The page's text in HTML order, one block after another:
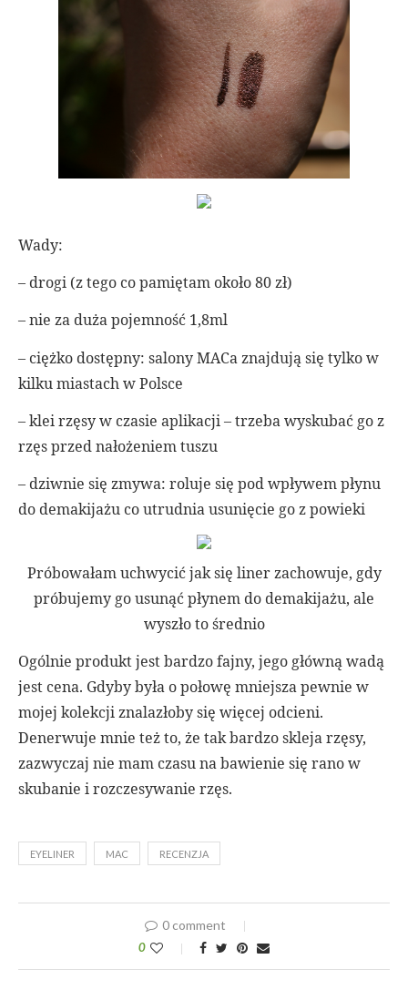
Wady:
– drogi (z tego co pamiętam około 80 zł)
– nie za duża pojemność 1,8ml
– ciężko dostępny: salony MACa znajdują się tylko w
kilku miastach w Polsce
– klei rzęsy w czasie aplikacji – trzeba wyskubać go z
rzęs przed nałożeniem tuszu
– dziwnie się zmywa: roluje się pod wpływem płynu
do demakijażu co utrudnia usunięcie go z powieki
Próbowałam uchwycić jak się liner zachowuje, gdy
próbujemy go usunąć płynem do demakijażu, ale
wyszło to średnio
Ogólnie produkt jest bardzo fajny, jego główną wadą
jest cena. Gdyby była o połowę mniejsza pewnie w
mojej kolekcji znalazłoby się więcej odcieni.
Denerwuje mnie też to, że tak bardzo skleja rzęsy,
zazwyczaj nie mam czasu na bawienie się rano w
skubanie i rozczesywanie rzęs.
EYELINER MAC RECENZJA
0 comment
0